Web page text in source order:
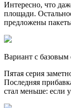
Интересно, что
площади.
предложены
Вариант с базовым
Пятая серия
Последняя
стал меньше: если